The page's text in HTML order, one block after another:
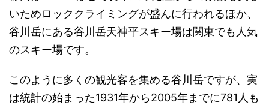
いためロッククライミングが盛んに行われるほか、
谷川岳にある谷川岳天神平スキー場は関東でも人気
のスキー場です。
このように多くの観光客を集める谷川岳ですが、実
は統計の始まった1931年から2005年までに781人も